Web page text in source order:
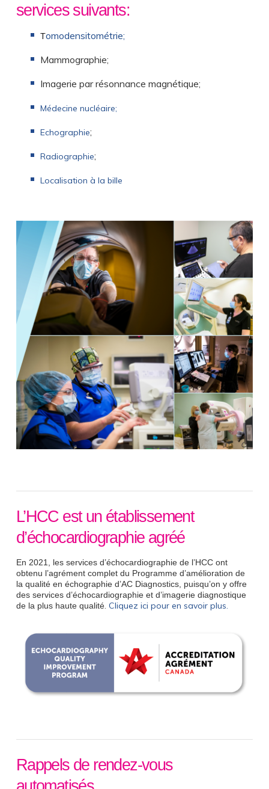
services suivants:
Tomodensitométrie;
Mammographie;
Imagerie par résonnance magnétique;
Médecine nucléaire;
Echographie;
Radiographie;
Localisation à la bille
L’HCC est un établissement
d’échocardiographie agréé
En 2021, les services d’échocardiographie de l’HCC ont
obtenu l’agrément complet du Programme d’amélioration de
la qualité en échographie d’AC Diagnostics, puisqu’on y offre
des services d’échocardiographie et d’imagerie diagnostique
de la plus haute qualité. Cliquez ici pour en savoir plus.
Rappels de rendez-vous